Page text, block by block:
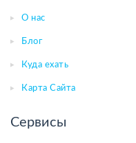
О нас
Блог
Куда ехать
Карта Сайта
Сервисы